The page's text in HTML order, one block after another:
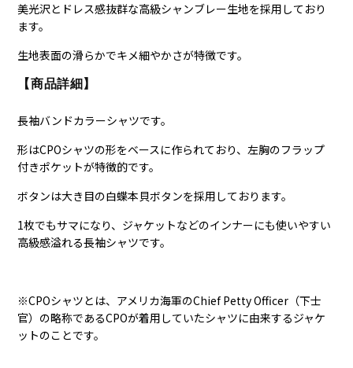
美光沢とドレス感抜群な高級シャンブレー生地を採用しており
ます。
生地表面の滑らかでキメ細やかさが特徴です。
【商品詳細】
長袖バンドカラーシャツです。
形はCPOシャツの形をベースに作られており、左胸のフラップ
付きポケットが特徴的です。
ボタンは大き目の白蝶本貝ボタンを採用しております。
1枚でもサマになり、ジャケットなどのインナーにも使いやすい
高級感溢れる長袖シャツです。
※CPOシャツとは、アメリカ海軍のChief Petty Officer（下士
官）の略称であるCPOが着用していたシャツに由来するジャケ
ットのことです。